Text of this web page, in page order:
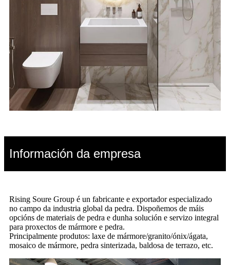
Información da empresa
Rising Soure Group é un fabricante e exportador especializado
no campo da industria global da pedra. Dispoñemos de máis
opcións de materiais de pedra e dunha solución e servizo integral
para proxectos de mármore e pedra.
Principalmente produtos: laxe de mármore/granito/ónix/ágata,
mosaico de mármore, pedra sinterizada, baldosa de terrazo, etc.